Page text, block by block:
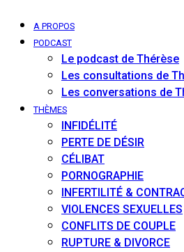
A PROPOS
PODCAST
Le podcast de Thérèse
Les consultations de
Les conversations de
THÈMES
INFIDÉLITÉ
PERTE DE DÉSIR
CÉLIBAT
PORNOGRAPHIE
INFERTILITÉ &
VIOLENCES SEXUELLES
CONFLITS DE COUPLE
RUPTURE & DIVORCE